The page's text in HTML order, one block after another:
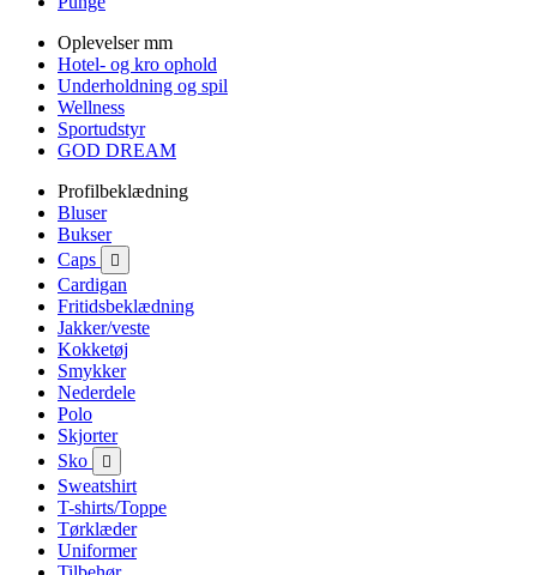
Oplevelser mm
Hotel- og kro ophold
Underholdning og spil
Wellness
Sportudstyr
GOD DREAM
Profilbeklædning
Bluser
Bukser
Caps

Cardigan
Fritidsbeklædning
Jakker/veste
Kokketøj
Smykker
Nederdele
Polo
Skjorter
Sko

Sweatshirt
T-shirts/Toppe
Tørklæder
Uniformer